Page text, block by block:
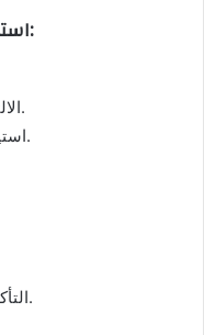
3. استخراج التراخيص والموافقات:
الالتزام باشتراطات الدفاع المدني والسلامة.
استيفاء متطلبات الجهات السياحية المختصة.
التأكد من سلامة التربة ومدى تحملها للأحمال.